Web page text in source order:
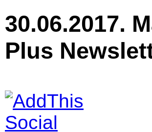
30.06.2017.
Plus